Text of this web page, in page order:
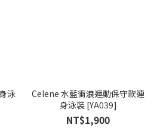
泳
Celene 水藍衝浪運動保守款連
身泳裝 [YA039]
NT$1,900